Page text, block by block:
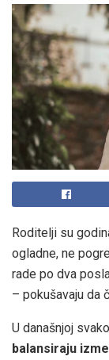
Roditelji su
ogladne, ne
rade po dva
– pokušavaju da
U današnjoj
balansiraju